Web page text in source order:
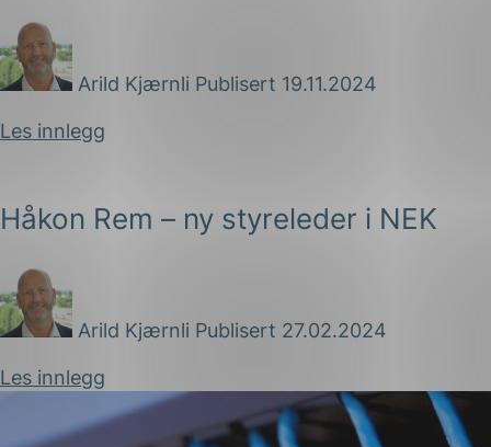
Arild Kjærnli Publisert 19.11.2024
Les innlegg
Håkon Rem – ny styreleder i NEK
Arild Kjærnli Publisert 27.02.2024
Les innlegg